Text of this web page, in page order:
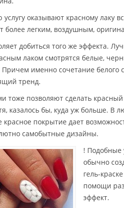
оказывают красному лаку
более легким, воздушным,
добиться того же эффекта.
лаком смотрятся белые,
именно сочетание белого
тренд.
тоже позволяют сделать
казалось бы, куда уж больше. В
красное покрытие дает
самобытные дизайны.
! Подобные
обычно
гель-
помощи
эффект.